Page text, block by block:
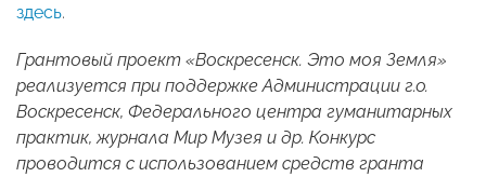
здесь.
Грантовый проект «Воскресенск. Это моя Земля»
реализуется при поддержке Администрации г.о.
Воскресенск, Федерального центра гуманитарных
практик, журнала Мир Музея и др. Конкурс
проводится с использованием средств гранта